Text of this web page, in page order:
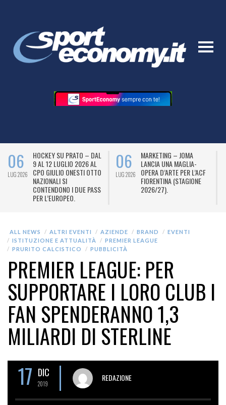
06
LUG 2026
HOCKEY SU PRATO – DAL
9 AL 12 LUGLIO 2026 AL
CPO GIULIO ONESTI OTTO
NAZIONALI SI
CONTENDONO I DUE PASS
PER L’EUROPEO.
06
LUG 2026
MARKETING – JOMA
LANCIA UNA MAGLIA-
OPERA D’ARTE PER L’ACF
FIORENTINA (STAGIONE
2026/27).
ALL NEWS ALTRI EVENTI AZIENDE BRAND
EVENTI
ISTITUZIONE E ATTUALITÀ
PREMIER LEAGUE
PRURITO CALCISTICO
PUBBLICITÀ
PREMIER LEAGUE: PER
SUPPORTARE I LORO CLUB I
FAN SPENDERANNO 1,3
MILIARDI DI STERLINE
17 DIC
2019
REDAZIONE